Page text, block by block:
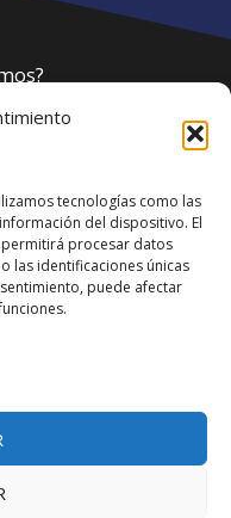
tecnologías como las
del dispositivo. El
procesar datos
las identificaciones únicas
puede afectar